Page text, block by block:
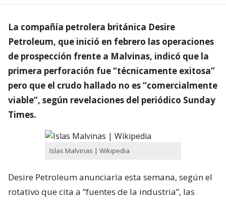
La compañía petrolera británica Desire
Petroleum, que inició en febrero las operaciones
de prospección frente a Malvinas, indicó que la
primera perforación fue “técnicamente exitosa”
pero que el crudo hallado no es “comercialmente
viable”, según revelaciones del periódico Sunday
Times.
Islas Malvinas | Wikipedia
Desire Petroleum anunciaría esta semana, según el
rotativo que cita a “fuentes de la industria”, las